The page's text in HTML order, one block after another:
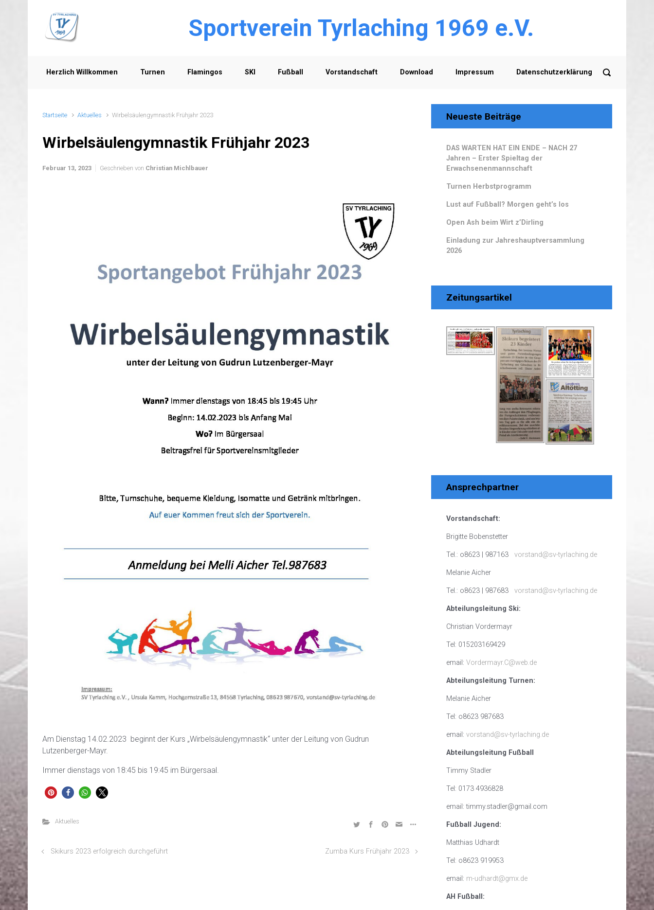
Zum Hauptinhalt springen
Sportverein Tyrlaching 1969 e.V.
Herzlich Willkommen Turnen Flamingos SKI Fußball Vorstandschaft Download Impressum Datenschutzerklärung
Startseite Aktuelles Wirbelsäulengymnastik Frühjahr 2023
Wirbelsäulengymnastik Frühjahr 2023
Februar 13, 2023 Geschrieben von Christian Michlbauer
Am Dienstag 14.02.2023 beginnt der Kurs „Wirbelsäulengymnastik“ unter der Leitung von Gudrun
Lutzenberger-Mayr.
Immer dienstags von 18:45 bis 19:45 im Bürgersaal.
Aktuelles
Skikurs 2023 erfolgreich durchgeführt Zumba Kurs Frühjahr 2023
Neueste Beiträge
DAS WARTEN HAT EIN ENDE – NACH 27
Jahren – Erster Spieltag der
Erwachsenenmannschaft
Turnen Herbstprogramm
Lust auf Fußball? Morgen geht’s los
Open Ash beim Wirt z’Dirling
Einladung zur Jahreshauptversammlung
2026
Zeitungsartikel
Ansprechpartner
Vorstandschaft:
Brigitte Bobenstetter
Tel.: o8623 | 987163 vorstand@sv-tyrlaching.de
Melanie Aicher
Tel.: o8623 | 987683 vorstand@sv-tyrlaching.de
Abteilungsleitung Ski:
Christian Vordermayr
Tel: 015203169429
email: Vordermayr.C@web.de
Abteilungsleitung Turnen:
Melanie Aicher
Tel: o8623 987683
email: vorstand@sv-tyrlaching.de
Abteilungsleitung Fußball
Timmy Stadler
Tel: 0173 4936828
email: timmy.stadler@gmail.com
Fußball Jugend:
Matthias Udhardt
Tel: o8623 919953
email: m-udhardt@gmx.de
AH Fußball: